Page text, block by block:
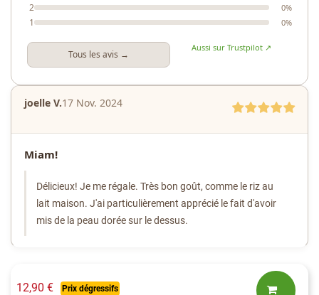
2 0%
1 0%
Tous les avis →
Aussi sur Trustpilot ↗
joelle V.17 Nov. 2024
Miam!
Délicieux! Je me régale. Très bon goût, comme le riz au
lait maison. J'ai particulièrement apprécié le fait d'avoir
mis de la peau dorée sur le dessus.
12,90 € Prix dégressifs